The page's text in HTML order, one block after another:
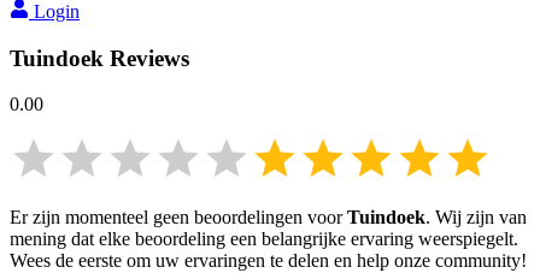
Login
Tuindoek Reviews
0.00
Er zijn momenteel geen beoordelingen voorTuindoek. Wij zijn van
mening dat elke beoordeling een belangrijke ervaring weerspiegelt.
Wees de eerste om uw ervaringen te delen en help onze community!